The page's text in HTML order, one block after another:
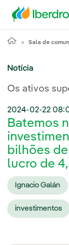
Sala de
Notícia
Os ativos
2024-02-22
Batemos
bilhões
lucro de
Ignacio Galán
investimentos